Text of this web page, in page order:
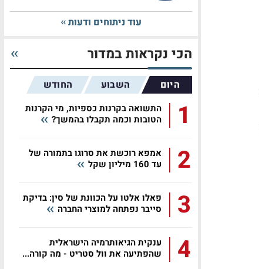
עוד ניתוחים ודעות
הכי נקראות במדור
היום השבוע החודש
1
התשואה בקרנות כספיות, מי הקרנות
הטובות וכמה תקבלו בהמשך?
2
אמפא רוכשת את סרוגו בתמורה של
עד 160 מיליון שקל
3
פאלו אלטו על הכוונת של סין: בדיקת
סייבר נפתחה למוצרי החברה
4
ענקית הגיאותרמיה הישראלית
שהפתיעה את וול סטריט - מה קורה...